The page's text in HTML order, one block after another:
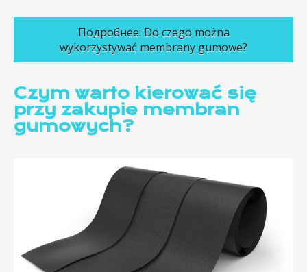
Подробнее: Do czego można
wykorzystywać membrany gumowe?
Czym warto kierować się
przy zakupie membran
gumowych?